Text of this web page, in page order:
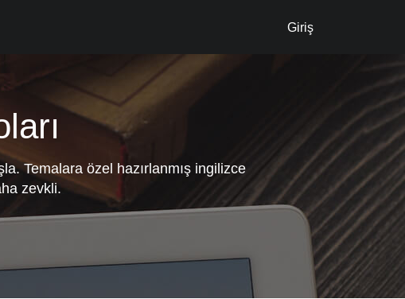
Giriş
Temalara özel hazırlanmış ingilizce
zevkli.